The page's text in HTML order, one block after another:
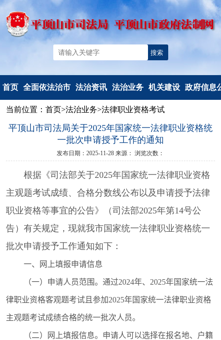
首页 全面依法治市
重要部署
法治调研督察
法治资讯
工作动态
法治业务
设
人民调解
人民监督和
司法鉴定
行政执法监
督
律顾问
普法与依法
治理
律师公证和
机关建设
文明创建
政府信息
信息公开
度报告
依申请公
法定主动公
当前位置： 首页>法治业务>法律职业资格考试
平顶山市司法局关于2025年国家统一法律职业资格统
一批次申请授予工作的通知
发布日期：2025-11-28 来源： 浏览次数：
根据《司法部关于2025年国家统一法律职业资格
主观题考试成绩、合格分数线公布以及申请授予法律
职业资格等事宜的公告》（司法部2025年第14号公
告）有关规定，现就我市国家统一法律职业资格统一
批次申请授予工作通知如下：
一、网上填报申请信息
（一）申请人员范围。 通过2024年、2025年国家统一法
律职业资格客观题考试且参加2025年国家统一法律职业资格
主观题考试成绩合格的统一批次人员。
（二）网上填报信息。 申请人可以选择在报名地、户籍